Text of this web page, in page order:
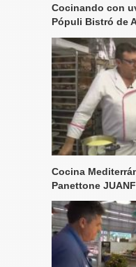
Cocinando con
Pópuli Bistró de
Cocina
Panettone